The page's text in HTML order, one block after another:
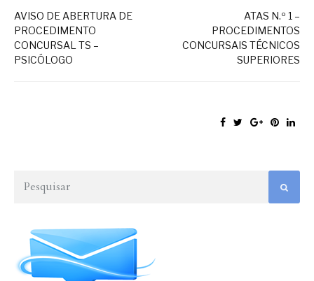
AVISO DE ABERTURA DE
PROCEDIMENTO
CONCURSAL TS –
PSICÓLOGO
ATAS N.º 1 –
PROCEDIMENTOS
CONCURSAIS TÉCNICOS
SUPERIORES